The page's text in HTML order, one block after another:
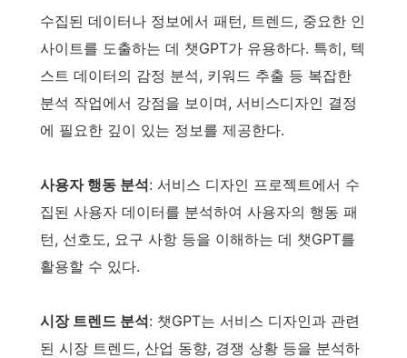
수집된 데이터나 정보에서 패턴, 트렌드, 중요한 인
사이트를 도출하는 데 챗GPT가 유용하다. 특히, 텍
스트 데이터의 감정 분석, 키워드 추출 등 복잡한
분석 작업에서 강점을 보이며, 서비스디자인 결정
에 필요한 깊이 있는 정보를 제공한다.
사용자 행동 분석: 서비스 디자인 프로젝트에서 수
집된 사용자 데이터를 분석하여 사용자의 행동 패
턴, 선호도, 요구 사항 등을 이해하는 데 챗GPT를
활용할 수 있다.
시장 트렌드 분석: 챗GPT는 서비스 디자인과 관련
된 시장 트렌드, 산업 동향, 경쟁 상황 등을 분석하